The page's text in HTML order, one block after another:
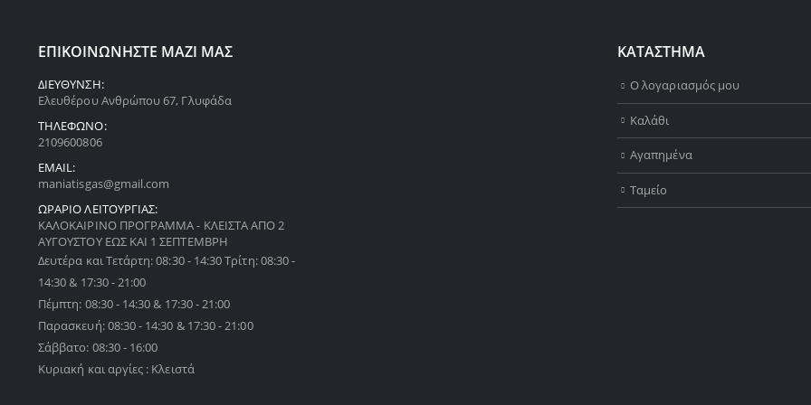
ΕΠΙΚΟΙΝΩΝΗΣΤΕ ΜΑΖΙ ΜΑΣ
ΔΙΕΥΘΥΝΣΗ:
Ελευθέρου Ανθρώπου 67, Γλυφάδα
ΤΗΛΕΦΩΝΟ:
2109600806
EMAIL:
maniatisgas@gmail.com
ΩΡΑΡΙΟ ΛΕΙΤΟΥΡΓΙΑΣ:
ΚΑΛΟΚΑΙΡΙΝΟ ΠΡΟΓΡΑΜΜΑ - ΚΛΕΙΣΤΑ ΑΠΟ 2
ΑΥΓΟΥΣΤΟΥ ΕΩΣ ΚΑΙ 1 ΣΕΠΤΕΜΒΡΗ
Δευτέρα και Τετάρτη: 08:30 - 14:30 Τρίτη: 08:30 -
14:30 & 17:30 - 21:00
Πέμπτη: 08:30 - 14:30 & 17:30 - 21:00
Παρασκευή: 08:30 - 14:30 & 17:30 - 21:00
Σάββατο: 08:30 - 16:00
Κυριακή και αργίες : Κλειστά
ΚΑΤΑΣΤΗΜΑ
Ο λογαριασμός μου
Καλάθι
Αγαπημένα
Ταμείο